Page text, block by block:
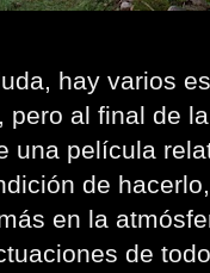
hay varios
pero al final de
una película
de
en la
de